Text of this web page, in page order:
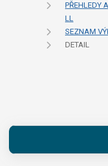
PŘEHLEDY
LL
SEZNAM
DETAIL